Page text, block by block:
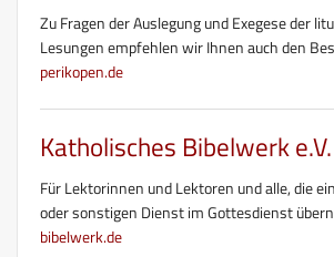
Zu Fragen der Auslegung und Exegese der
Lesungen empfehlen wir Ihnen auch den
perikopen.de
Katholisches Bibelwerk e.V.
Für Lektorinnen und Lektoren und alle, die
oder sonstigen Dienst im Gottesdienst
bibelwerk.de